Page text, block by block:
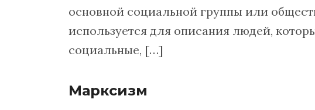
основной социальной группы или
используется для описания людей,
социальные, […]
Марксизм